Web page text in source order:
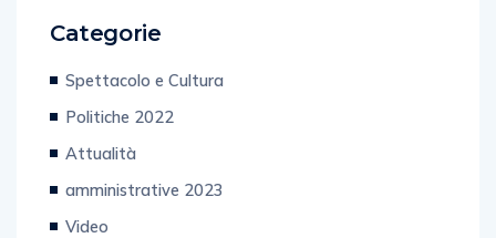
Categorie
Spettacolo e Cultura
Politiche 2022
Attualità
amministrative 2023
Video